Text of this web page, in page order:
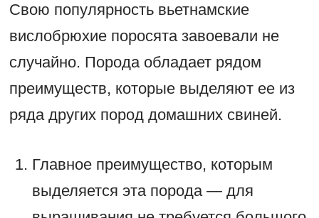
Свою популярность вьетнамские
вислобрюхие поросята завоевали не
случайно. Порода обладает рядом
преимуществ, которые выделяют ее из
ряда других пород домашних свиней.
Главное преимущество, которым
выделяется эта порода — для